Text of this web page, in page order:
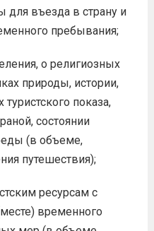
для въезда в страну и
пребывания;
о религиозных
природы, истории,
показа,
состоянии
(в объеме,
путешествия);
ресурсам с
временного